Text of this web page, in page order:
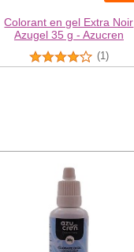
Colorant en gel Extra Noir
Azugel 35 g - Azucren
(1)